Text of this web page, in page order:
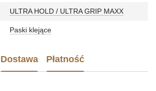
ULTRA HOLD / ULTRA GRIP MAXX
Paski klejące
Dostawa Płatność